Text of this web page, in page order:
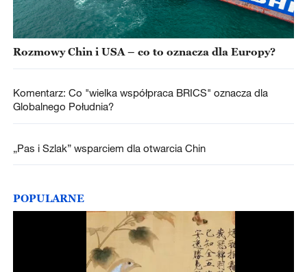
Rozmowy Chin i USA – co to oznacza dla Europy?
Komentarz: Co "wielka współpraca BRICS" oznacza dla
Globalnego Południa?
„Pas i Szlak” wsparciem dla otwarcia Chin
POPULARNE